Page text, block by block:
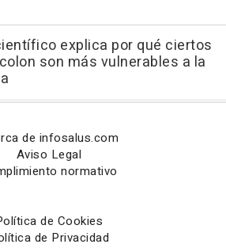
explica por qué ciertos
son más vulnerables a la
de infosalus.com
Aviso Legal
normativo
de Cookies
de Privacidad